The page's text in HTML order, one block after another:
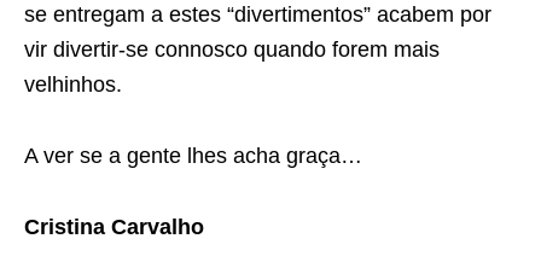
se entregam a estes “divertimentos” acabem por
vir divertir-se connosco quando forem mais
velhinhos.
A ver se a gente lhes acha graça…
Cristina Carvalho